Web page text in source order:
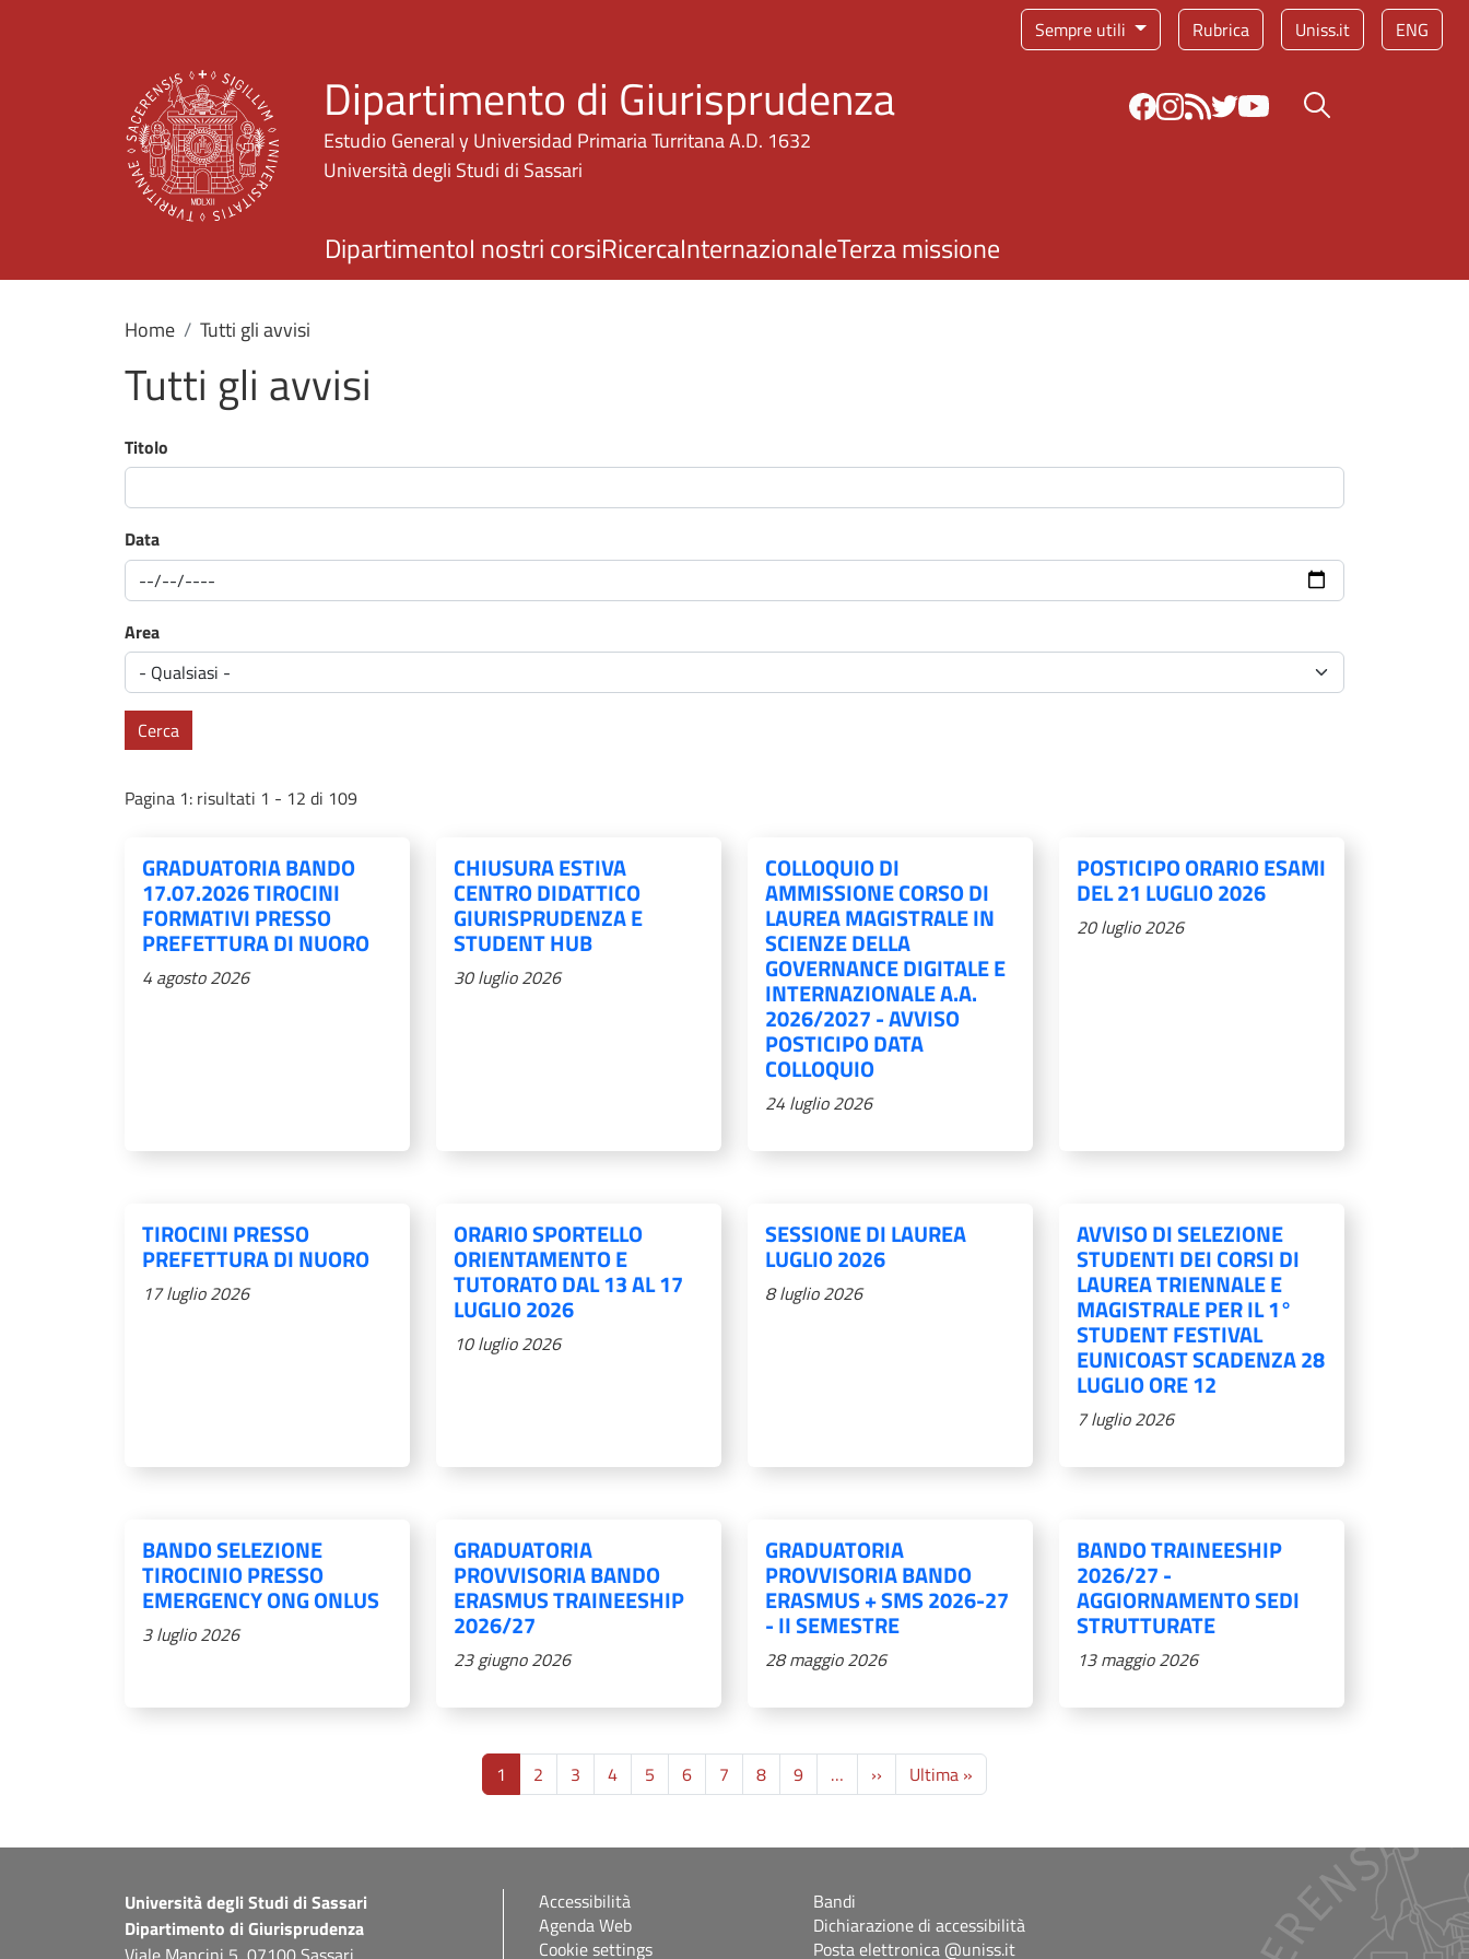
Sempre utili Rubrica Uniss.it ENG
Dipartimento di Giurisprudenza
Estudio General y Universidad Primaria Turritana A.D. 1632
Università degli Studi di Sassari
Bottone cerca
DipartimentoI nostri corsiRicercaInternazionaleTerza missione
Home Tutti gli avvisi
Tutti gli avvisi
Titolo
Data
Area
Cerca
Pagina 1: risultati 1 - 12 di 109
GRADUATORIA BANDO
17.07.2026 TIROCINI
FORMATIVI PRESSO
PREFETTURA DI NUORO
4 agosto 2026
CHIUSURA ESTIVA
CENTRO DIDATTICO
GIURISPRUDENZA E
STUDENT HUB
30 luglio 2026
COLLOQUIO DI
AMMISSIONE CORSO DI
LAUREA MAGISTRALE IN
SCIENZE DELLA
GOVERNANCE DIGITALE E
INTERNAZIONALE A.A.
2026/2027 - AVVISO
POSTICIPO DATA
COLLOQUIO
24 luglio 2026
POSTICIPO ORARIO ESAMI
DEL 21 LUGLIO 2026
20 luglio 2026
TIROCINI PRESSO
PREFETTURA DI NUORO
17 luglio 2026
ORARIO SPORTELLO
ORIENTAMENTO E
TUTORATO DAL 13 AL 17
LUGLIO 2026
10 luglio 2026
SESSIONE DI LAUREA
LUGLIO 2026
8 luglio 2026
AVVISO DI SELEZIONE
STUDENTI DEI CORSI DI
LAUREA TRIENNALE E
MAGISTRALE PER IL 1°
STUDENT FESTIVAL
EUNICOAST SCADENZA 28
LUGLIO ORE 12
7 luglio 2026
BANDO SELEZIONE
TIROCINIO PRESSO
EMERGENCY ONG ONLUS
3 luglio 2026
GRADUATORIA
PROVVISORIA BANDO
ERASMUS TRAINEESHIP
2026/27
23 giugno 2026
GRADUATORIA
PROVVISORIA BANDO
ERASMUS + SMS 2026-27
- II SEMESTRE
28 maggio 2026
BANDO TRAINEESHIP
2026/27 -
AGGIORNAMENTO SEDI
STRUTTURATE
13 maggio 2026
1 2 3 4 5 6 7 8 9 … ›› Pagina successiva
Ultima »
Università degli Studi di Sassari
Dipartimento di Giurisprudenza
Accessibilità
Agenda Web
Cookie settings
Bandi
Dichiarazione di accessibilità
Posta elettronica @uniss.it